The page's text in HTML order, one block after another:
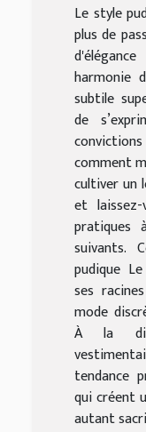
Le style
plus de
harmonie
subtile
de
comment
cultiver un
et
pratiques
suivants.
pudique
ses
mode
À la
tendance
qui créent
autant